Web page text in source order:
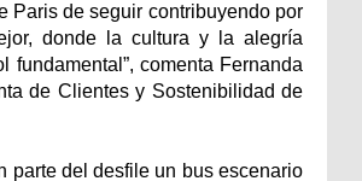
Paris de seguir contribuyendo por
donde la cultura y la alegría
fundamental”, comenta Fernanda
de Clientes y Sostenibilidad de
parte del desfile un bus escenario